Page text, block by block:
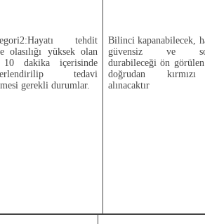
tehdit
olasılığı yüksek olan
dakika içerisinde
tedavi
gerekli durumlar.
Bilinci kapanabilecek,
güvensiz ve
durabileceği ön
doğrudan
alınacaktır